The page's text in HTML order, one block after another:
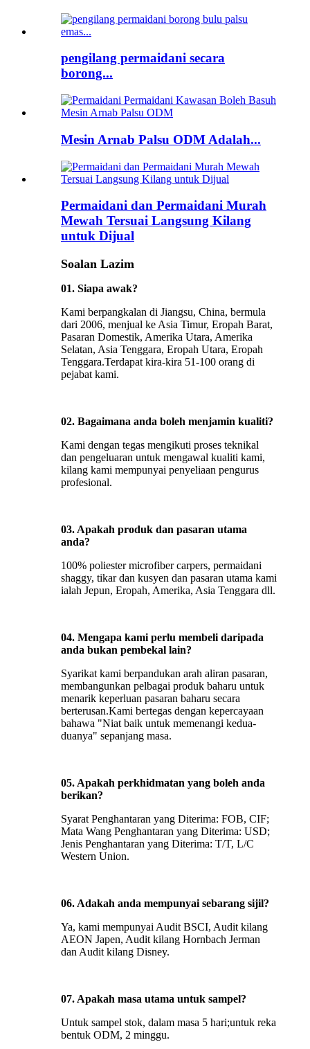
pengilang permaidani secara
borong...
Mesin Arnab Palsu ODM Adalah...
Permaidani dan Permaidani Murah
Mewah Tersuai Langsung Kilang
untuk Dijual
Soalan Lazim
01. Siapa awak?
Kami berpangkalan di Jiangsu, China, bermula
dari 2006, menjual ke Asia Timur, Eropah Barat,
Pasaran Domestik, Amerika Utara, Amerika
Selatan, Asia Tenggara, Eropah Utara, Eropah
Tenggara.Terdapat kira-kira 51-100 orang di
pejabat kami.
02. Bagaimana anda boleh menjamin kualiti?
Kami dengan tegas mengikuti proses teknikal
dan pengeluaran untuk mengawal kualiti kami,
kilang kami mempunyai penyeliaan pengurus
profesional.
03. Apakah produk dan pasaran utama
anda?
100% poliester microfiber carpers, permaidani
shaggy, tikar dan kusyen dan pasaran utama kami
ialah Jepun, Eropah, Amerika, Asia Tenggara dll.
04. Mengapa kami perlu membeli daripada
anda bukan pembekal lain?
Syarikat kami berpandukan arah aliran pasaran,
membangunkan pelbagai produk baharu untuk
menarik keperluan pasaran baharu secara
berterusan.Kami bertegas dengan kepercayaan
bahawa "Niat baik untuk memenangi kedua-
duanya" sepanjang masa.
05. Apakah perkhidmatan yang boleh anda
berikan?
Syarat Penghantaran yang Diterima: FOB, CIF;
Mata Wang Penghantaran yang Diterima: USD;
Jenis Penghantaran yang Diterima: T/T, L/C
Western Union.
06. Adakah anda mempunyai sebarang sijil?
Ya, kami mempunyai Audit BSCI, Audit kilang
AEON Japen, Audit kilang Hornbach Jerman
dan Audit kilang Disney.
07. Apakah masa utama untuk sampel?
Untuk sampel stok, dalam masa 5 hari;untuk reka
bentuk ODM, 2 minggu.